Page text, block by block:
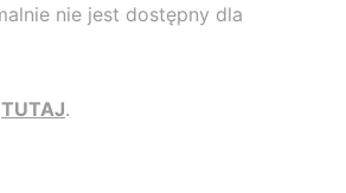
nie jest dostępny dla
TUTAJ.